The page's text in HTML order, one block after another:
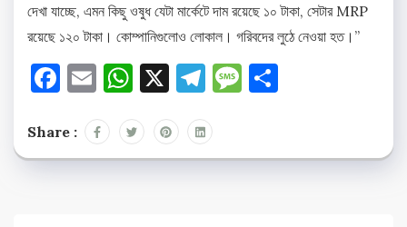
দেখা যাচ্ছে, এমন কিছু ওষুধ যেটা মার্কেটে দাম রয়েছে ১০ টাকা, সেটার MRP
রয়েছে ১২০ টাকা। কোম্পানিগুলোও লোকাল। গরিবদের লুঠে নেওয়া হত।”
Facebook
EmailWhatsApp
X Telegram
Message
Share :